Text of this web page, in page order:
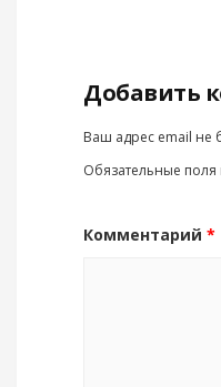
Добавить
Ваш адрес email не
Обязательные
Комментарий *